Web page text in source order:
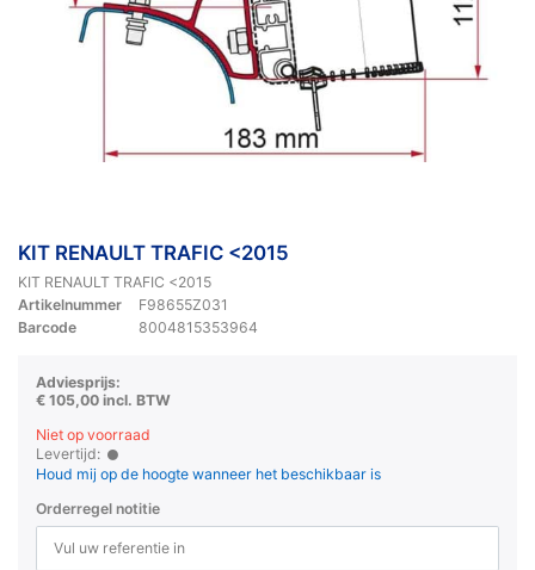
KIT RENAULT TRAFIC <2015
KIT RENAULT TRAFIC <2015
Artikelnummer
F98655Z031
Barcode
8004815353964
Adviesprijs:
€ 105,00 incl. BTW
Niet op voorraad
Levertijd:
Houd mij op de hoogte wanneer het beschikbaar is
Orderregel notitie